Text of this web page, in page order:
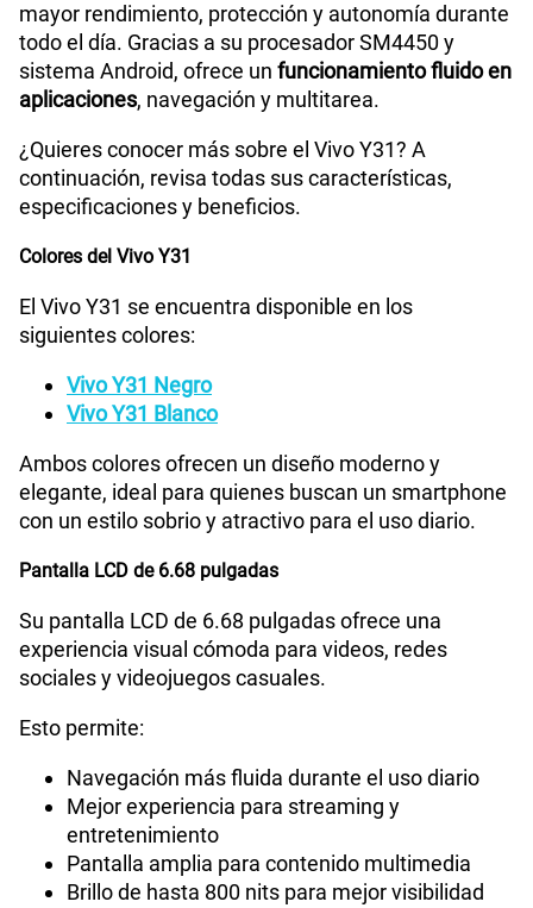
mayor rendimiento, protección y autonomía durante
todo el día. Gracias a su procesador SM4450 y
sistema Android, ofrece un funcionamiento fluido en
aplicaciones, navegación y multitarea.
¿Quieres conocer más sobre el Vivo Y31? A
continuación, revisa todas sus características,
especificaciones y beneficios.
Colores del Vivo Y31
El Vivo Y31 se encuentra disponible en los
siguientes colores:
Vivo Y31 Negro
Vivo Y31 Blanco
Ambos colores ofrecen un diseño moderno y
elegante, ideal para quienes buscan un smartphone
con un estilo sobrio y atractivo para el uso diario.
Pantalla LCD de 6.68 pulgadas
Su pantalla LCD de 6.68 pulgadas ofrece una
experiencia visual cómoda para videos, redes
sociales y videojuegos casuales.
Esto permite:
Navegación más fluida durante el uso diario
Mejor experiencia para streaming y
entretenimiento
Pantalla amplia para contenido multimedia
Brillo de hasta 800 nits para mejor visibilidad